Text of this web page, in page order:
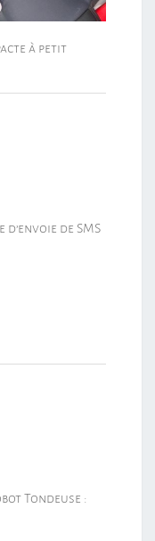
à petit
d’envoie de SMS
Tondeuse :